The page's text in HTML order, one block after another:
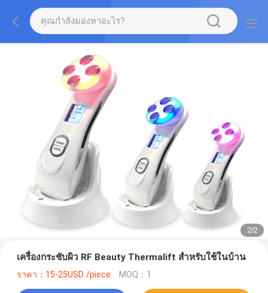
2/2
เครื่องกระชับผิว RF Beauty Thermalift สำหรับใช้ในบ้าน
ราคา：15-25USD /piece MOQ：1